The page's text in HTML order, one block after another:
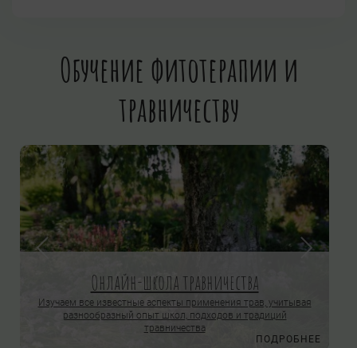
Обучение фитотерапии и
травничеству
Онлайн-школа травничества
Изучаем все известные аспекты применения трав, учитывая
разнообразный опыт школ, подходов и традиций
травничества
ПОДРОБНЕЕ